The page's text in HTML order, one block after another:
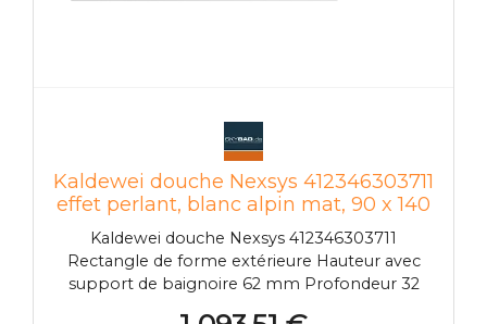
Kaldewei douche Nexsys 412346303711
effet perlant, blanc alpin mat, 90 x 140
x 2,6 cm, au Kaldewei Nexsys sol
Kaldewei douche Nexsys 412346303711
Rectangle de forme extérieure Hauteur avec
support de baignoire 62 mm Profondeur 32